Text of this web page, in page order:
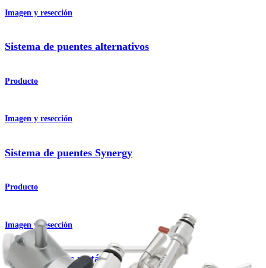
Imagen y resección
Sistema de puentes alternativos
Producto
Imagen y resección
Sistema de puentes Synergy
Producto
Imagen y resección
Sets de cánulas metálicas